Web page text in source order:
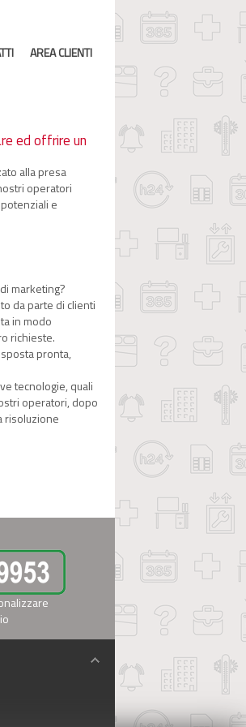
AREA CLIENTI
ed offrire un
alla presa
operatori
e
marketing?
da parte di clienti
in modo
richieste.
pronta,
tecnologie, quali
operatori, dopo
risoluzione